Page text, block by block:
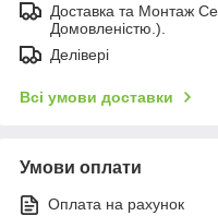
Доставка та Монтаж
Домовленістю.).
Делівері
Всі умови доставки
Умови оплати
Оплата на рахунок